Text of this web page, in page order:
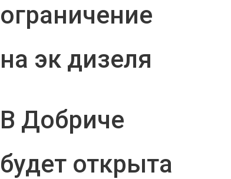
ограничение
на эк дизеля
В Добриче
будет открыта